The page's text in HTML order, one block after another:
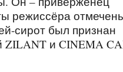
режиссёра
сирот был признан
и CINEMA